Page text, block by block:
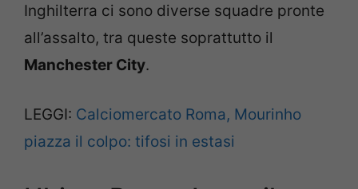
Inghilterra ci sono diverse squadre pronte
all’assalto, tra queste soprattutto il
Manchester City.
LEGGI: Calciomercato Roma, Mourinho
piazza il colpo: tifosi in estasi